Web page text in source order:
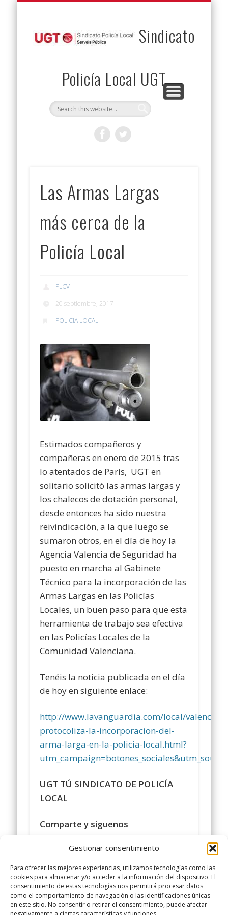
Gestionar consentimiento
Para ofrecer las mejores experiencias, utilizamos tecnologías como las
cookies para almacenar y/o acceder a la información del dispositivo. El
consentimiento de estas tecnologías nos permitirá procesar datos
como el comportamiento de navegación o las identificaciones únicas
en este sitio. No consentir o retirar el consentimiento, puede afectar
Sindicato
Policía Local UGT
Las Armas Largas
más cerca de la
Policía Local
PLCV
20 septiembre, 2017
POLICIA LOCAL
Estimados compañeros y
compañeras en enero de 2015 tras
lo atentados de París, UGT en
solitario solicitó las armas largas y
los chalecos de dotación personal,
desde entonces ha sido nuestra
reivindicación, a la que luego se
sumaron otros, en el día de hoy la
Agencia Valencia de Seguridad ha
puesto en marcha al Gabinete
Técnico para la incorporación de las
Armas Largas en las Policías
Locales, un buen paso para que esta
herramienta de trabajo sea efectiva
en las Policías Locales de la
Comunidad Valenciana.
Tenéis la noticia publicada en el día
de hoy en siguiente enlace:
http://www.lavanguardia.com/local/valencia/
protocoliza-la-incorporacion-del-
arma-larga-en-la-policia-local.html?
UGT TÚ SINDICATO DE POLICÍA
LOCAL
Comparte y siguenos
https://www.facebook.com/
#sindicatopolicialocalugt#UGT
+Sindicato Policía Local UGT
twitter.com/UGTPoliciaLocal
http://www.policialocalugt.es